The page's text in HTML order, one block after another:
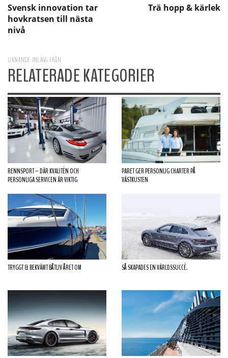
Svensk innovation tar
hovkratsen till nästa
nivå
Trä hopp & kärlek
LIKNANDE INLÄGG FRÅN
RELATERADE KATEGORIER
RENNSPORT – DÄR KVALITÉN OCH
PERSONLIGA SERVICEN ÄR VIKTIG
PARET GER PERSONLIG CHARTER PÅ
VÄSTKUSTEN
TRYGGT & BEKVÄMT BÅTLIV ÅRET OM SÅ SKAPADES EN VÄRLDSSUCCÉ.